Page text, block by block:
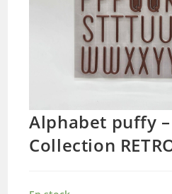
Alphabet puffy
Collection